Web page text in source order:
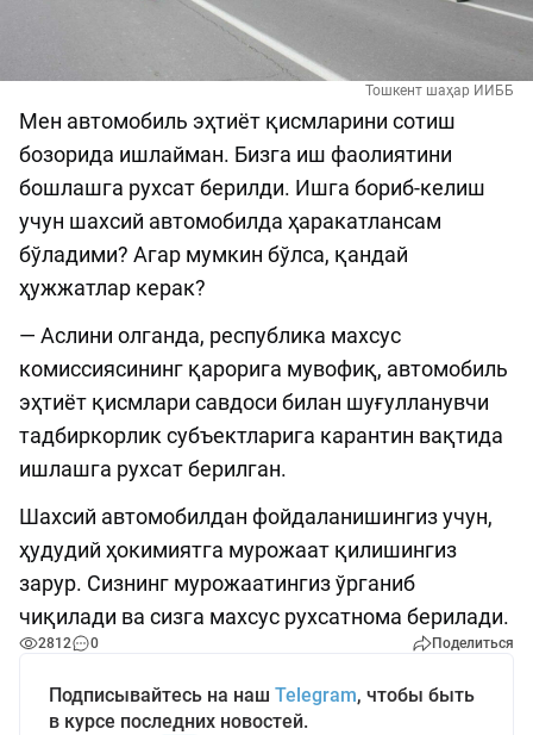
Тошкент шаҳар ИИББ
Мен автомобиль эҳтиёт қисмларини сотиш
бозорида ишлайман. Бизга иш фаолиятини
бошлашга рухсат берилди. Ишга бориб-келиш
учун шахсий автомобилда ҳаракатлансам
бўладими? Агар мумкин бўлса, қандай
ҳужжатлар керак?
— Аслини олганда, республика махсус
комиссиясининг қарорига мувофиқ, автомобиль
эҳтиёт қисмлари савдоси билан шуғулланувчи
тадбиркорлик субъектларига карантин вақтида
ишлашга рухсат берилган.
Шахсий автомобилдан фойдаланишингиз учун,
ҳудудий ҳокимиятга мурожаат қилишингиз
зарур. Сизнинг мурожаатингиз ўрганиб
чиқилади ва сизга махсус рухсатнома берилади.
2812 0 Поделиться
Подписывайтесь на наш Telegram, чтобы быть
в курсе последних новостей.